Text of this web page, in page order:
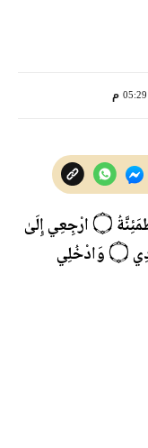
05:29 م
﴿يَا أَيَّتُهَا النَّفْسُ الْمُطْمَئِنَّةُ ۝ ارْجِعِي إِلَىٰ
رَبِّكِ رَاضِيَةً مَرْضِيَّةً ۝ فَادْخُلِي فِي عِبَادِي ۝ وَادْخُلِي